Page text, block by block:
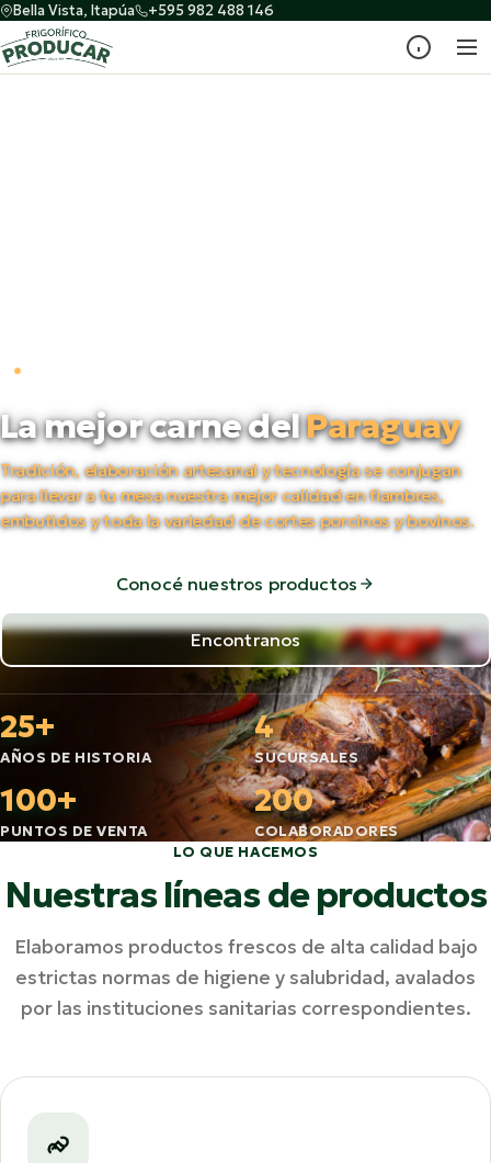
Bella Vista, Itapúa +595 982 488 146
PRODUCTORES DESDE 1998
La mejor carne delParaguay
Tradición, elaboración artesanal y tecnología se conjugan
para llevar a tu mesa nuestra mejor calidad en fiambres,
embutidos y toda la variedad de cortes porcinos y bovinos.
Conocé nuestros productos
Encontranos
25+
AÑOS DE HISTORIA
4
SUCURSALES
100+
PUNTOS DE VENTA
200
COLABORADORES
LO QUE HACEMOS
Nuestras líneas de productos
Elaboramos productos frescos de alta calidad bajo
estrictas normas de higiene y salubridad, avalados
por las instituciones sanitarias correspondientes.